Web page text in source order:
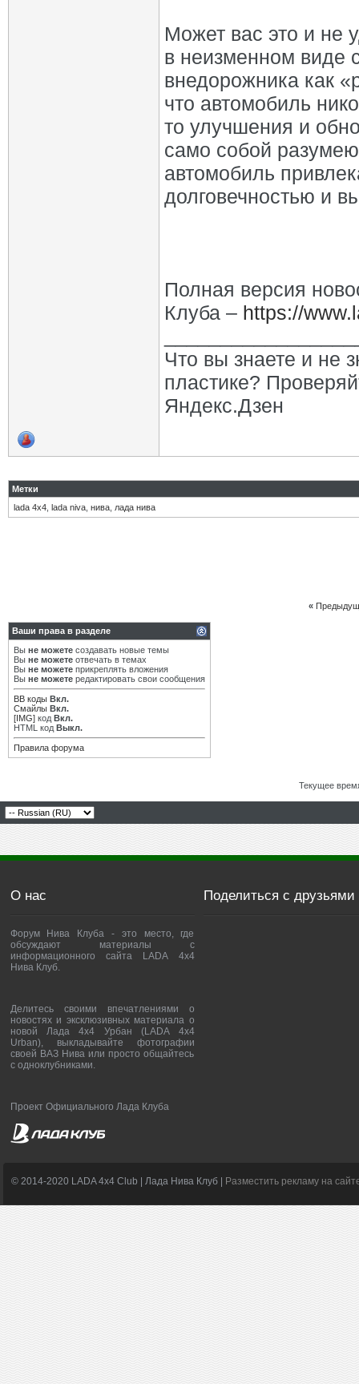
Может вас это и не
в неизменном виде
внедорожника как
что автомобиль
то улучшения и
само собой
автомобиль
долговечностью и
Полная версия
Клуба – https://
Что вы знаете и не
пластике?
Яндекс.Дзен
Метки
lada 4х4 lada niva нива лада нива
«
Ваши права в разделе
Вы не можете создавать новые темы
Вы не можете отвечать в темах
Вы не можете прикреплять вложения
Вы не можете редактировать свои сообщения
BB коды Вкл.
Смайлы Вкл.
[IMG] код Вкл.
HTML код Выкл.
Правила форума
Текущее
О нас
Форум Нива Клуба - это место, где
обсуждают материалы с
информационного сайта LADA 4x4
Нива Клуб.
Делитесь своими впечатлениями о
новостях и эксклюзивных материала о
новой Лада 4х4 Урбан (LADA 4x4
Urban), выкладывайте фотографии
своей ВАЗ Нива или просто общайтесь
с одноклубниками.
Проект Официального Лада Клуба
Поделиться с друзьями
© 2014-2020 LADA 4x4 Club | Лада Нива Клуб | Разместить рекламу на